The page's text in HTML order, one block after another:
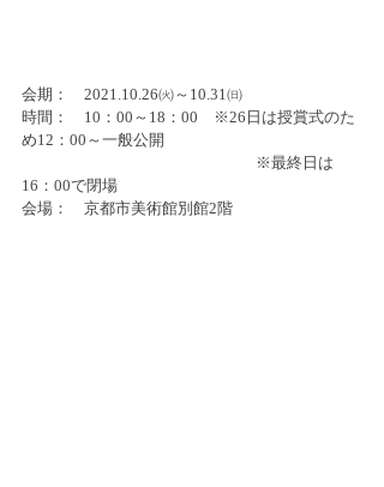
会期：　2021.10.26㈫～10.31㈰
時間：　10：00～18：00　※26日は授賞式のた
め12：00～一般公開
※最終日は
16：00で閉場
会場：　京都市美術館別館2階